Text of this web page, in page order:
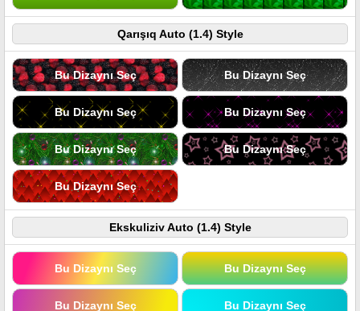
Qarışıq Auto (1.4) Style
Bu Dizaynı Seç Bu Dizaynı Seç
Bu Dizaynı Seç Bu Dizaynı Seç
Bu Dizaynı Seç Bu Dizaynı Seç
Bu Dizaynı Seç
Ekskuliziv Auto (1.4) Style
Bu Dizaynı Seç Bu Dizaynı Seç
Bu Dizaynı Seç Bu Dizaynı Seç